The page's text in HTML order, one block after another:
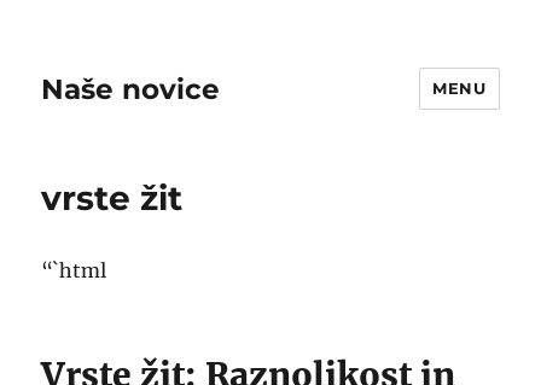
Naše novice MENU
vrste žit
“`html
Vrste žit: Raznolikost in